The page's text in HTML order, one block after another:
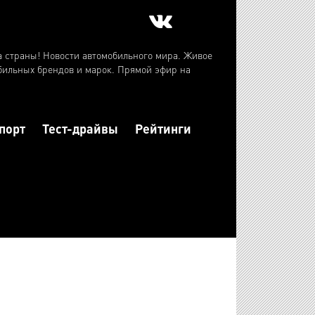
страны! Новости автомобильного мира. Живое
брендов и марок. Прямой эфир на
Тест-драйвы Рейтинги